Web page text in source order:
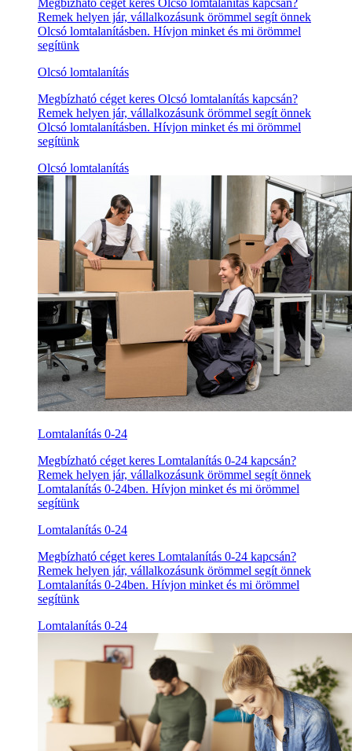
Megbízható céget keres Olcsó lomtalanítás kapcsán?
Remek helyen jár, vállalkozásunk örömmel segít önnek
Olcsó lomtalanításben. Hívjon minket és mi örömmel
segítünk
Olcsó lomtalanítás
Megbízható céget keres Olcsó lomtalanítás kapcsán?
Remek helyen jár, vállalkozásunk örömmel segít önnek
Olcsó lomtalanításben. Hívjon minket és mi örömmel
segítünk
Olcsó lomtalanítás
Lomtalanítás 0-24
Megbízható céget keres Lomtalanítás 0-24 kapcsán?
Remek helyen jár, vállalkozásunk örömmel segít önnek
Lomtalanítás 0-24ben. Hívjon minket és mi örömmel
segítünk
Lomtalanítás 0-24
Megbízható céget keres Lomtalanítás 0-24 kapcsán?
Remek helyen jár, vállalkozásunk örömmel segít önnek
Lomtalanítás 0-24ben. Hívjon minket és mi örömmel
segítünk
Lomtalanítás 0-24